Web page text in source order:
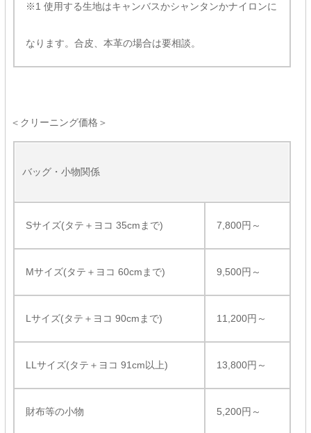
※1 使用する生地はキャンバスかシャンタンかナイロンに
なります。合皮、本革の場合は要相談。
＜クリーニング価格＞
バッグ・小物関係
Sサイズ(タテ＋ヨコ 35cmまで) 7,800円～
Mサイズ(タテ＋ヨコ 60cmまで) 9,500円～
Lサイズ(タテ＋ヨコ 90cmまで) 11,200円～
LLサイズ(タテ＋ヨコ 91cm以上) 13,800円～
財布等の小物 5,200円～